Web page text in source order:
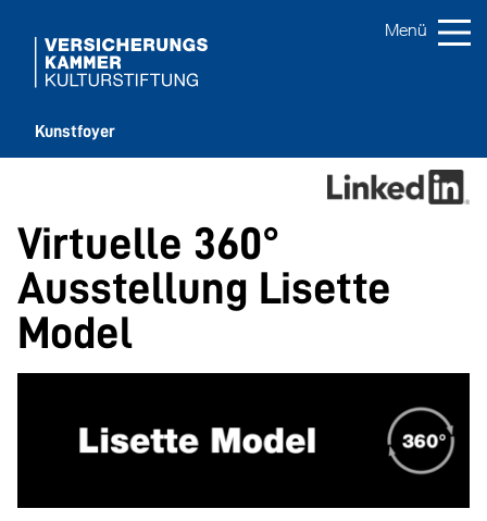
Kunstfoyer
Virtuelle 360°
Ausstellung Lisette
Model